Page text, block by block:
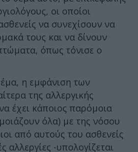
οι οποίοι
να συνεχίσουν να
τους και να δίνουν
όπως τόνισε ο
η εμφάνιση των
της αλλεργικής
έχει κάποιος παρόμοια
όλα) με της νόσου
από αυτούς του ασθενείς
αλλεργίες -υπολογίζεται